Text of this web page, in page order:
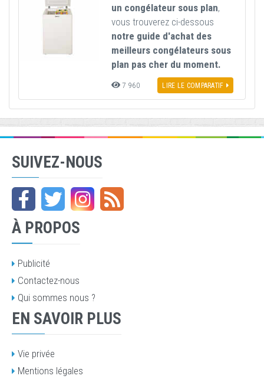
un congélateur sous plan,
vous trouverez ci-dessous
notre guide d'achat des
meilleurs congélateurs sous
plan pas cher du moment.
7 960 LIRE LE COMPARATIF
SUIVEZ-NOUS
À PROPOS
Publicité
Contactez-nous
Qui sommes nous ?
EN SAVOIR PLUS
Vie privée
Mentions légales